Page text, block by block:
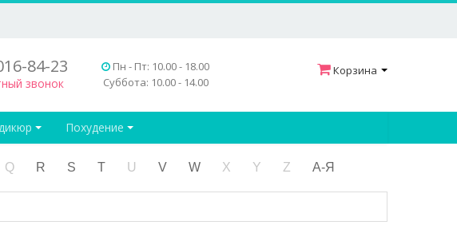
84-23
звонок
Пн - Пт: 10.00 - 18.00
Суббота: 10.00 - 14.00
Корзина
Похудение
Q R S T U V W X Y Z А-Я